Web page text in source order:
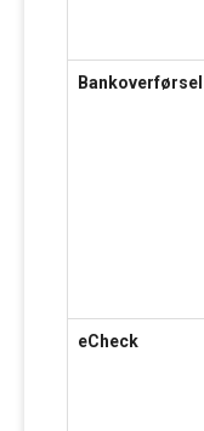
Bankoverførsel
eCheck